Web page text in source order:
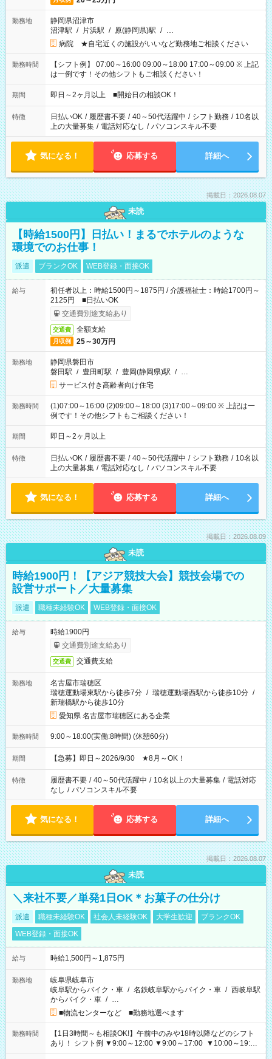
勤務地
静岡県沼津市
沼津駅 / 片浜駅 / 原(静岡県)駅 / …
病院 ★自宅近くの施設がいいなど勤務地ご相談ください
勤務時間
【シフト例】 07:00～16:00 09:00～18:00 17:00～09:00 ※ 上記
は一例です！その他シフトもご相談ください！
期間 即日～2ヶ月以上 ■開始日の相談OK！
特徴 日払いOK / 履歴書不要 / 40～50代活躍中 / シフト勤務 / 10名以
上の大量募集 / 電話対応なし / パソコンスキル不要
気になる！ 応募する 詳細へ
掲載日：2026.08.07
未読
【時給1500円】日払い！まるでホテルのような
環境でのお仕事！
派遣 ブランクOK WEB登録・面接OK
給与
初任者以上：時給1500円～1875円 / 介護福祉士：時給1700円～
2125円 ■日払いOK
交通費別途支給あり
交通費 全額支給
月収例 25～30万円
勤務地
静岡県磐田市
磐田駅 / 豊田町駅 / 豊岡(静岡県)駅 / …
サービス付き高齢者向け住宅
勤務時間
(1)07:00～16:00 (2)09:00～18:00 (3)17:00～09:00 ※ 上記は一
例です！その他シフトもご相談ください！
期間 即日～2ヶ月以上
特徴 日払いOK / 履歴書不要 / 40～50代活躍中 / シフト勤務 / 10名以
上の大量募集 / 電話対応なし / パソコンスキル不要
気になる！ 応募する 詳細へ
掲載日：2026.08.09
未読
時給1900円！【アジア競技大会】競技会場での
設営サポート／大量募集
派遣 職種未経験OK WEB登録・面接OK
給与
時給1900円
交通費別途支給あり
交通費 交通費支給
勤務地
名古屋市瑞穂区
瑞穂運動場東駅から徒歩7分 / 瑞穂運動場西駅から徒歩10分 /
新瑞橋駅から徒歩10分
愛知県 名古屋市瑞穂区にある企業
勤務時間 9:00～18:00(実働:8時間) (休憩60分)
期間 【急募】即日～2026/9/30 ★8月～OK！
特徴 履歴書不要 / 40～50代活躍中 / 10名以上の大量募集 / 電話対応
なし / パソコンスキル不要
気になる！ 応募する 詳細へ
掲載日：2026.08.07
未読
＼来社不要／単発1日OK＊お菓子の仕分け
派遣 職種未経験OK 社会人未経験OK 大学生歓迎
ブランクOK
WEB登録・面接OK
給与 時給1,500円～1,875円
勤務地
岐阜県岐阜市
岐阜駅からバイク・車 / 名鉄岐阜駅からバイク・車 / 西岐阜駅
からバイク・車 / …
■物流センターなど ■勤務地選べます
勤務時間
【1日3時間～も相談OK!】午前中のみや18時以降などのシフト
あり！ シフト例 ▼9:00～12:00 ▼9:00～17:00 ▼10:00～19:00
▼18:00～21:00